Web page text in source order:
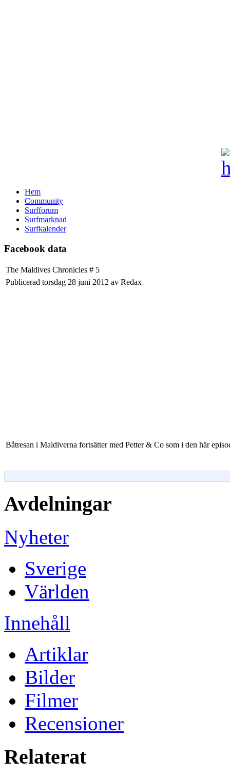
Hem
Community
Surfforum
Surfmarknad
Surfkalender
Facebook data
The Maldives Chronicles # 5
Publicerad torsdag 28 juni 2012 av Redax
Båtresan i Maldiverna fortsätter med Petter & Co som i den här
Avdelningar
Nyheter
Sverige
Världen
Innehåll
Artiklar
Bilder
Filmer
Recensioner
Relaterat